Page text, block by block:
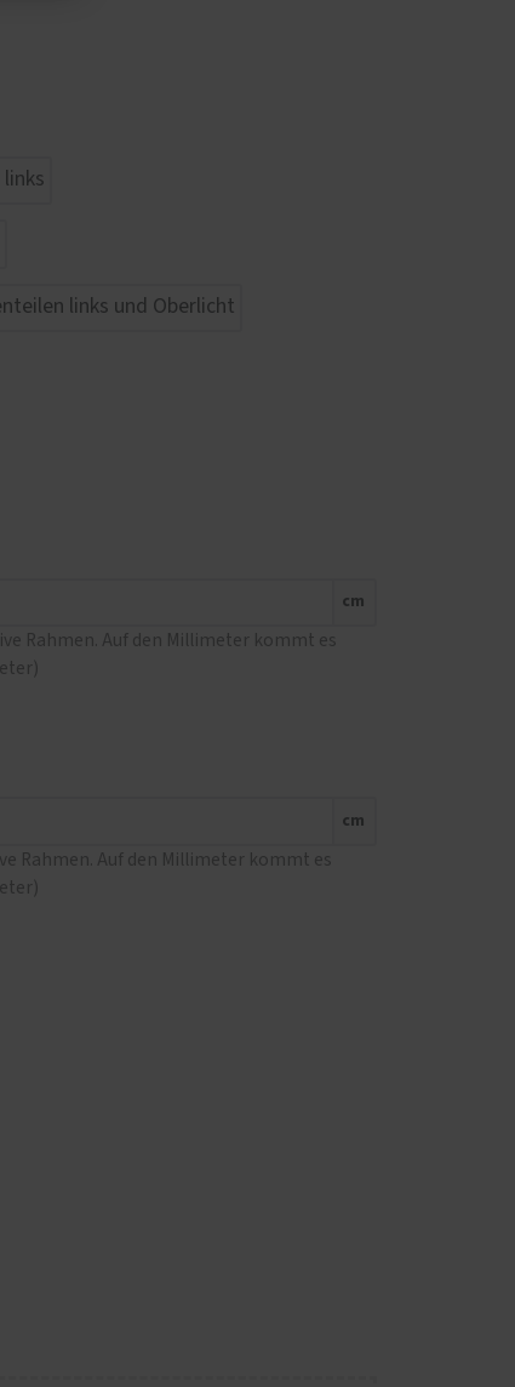
cm
Rahmen. Auf den Millimeter kommt es
cm
Rahmen. Auf den Millimeter kommt es